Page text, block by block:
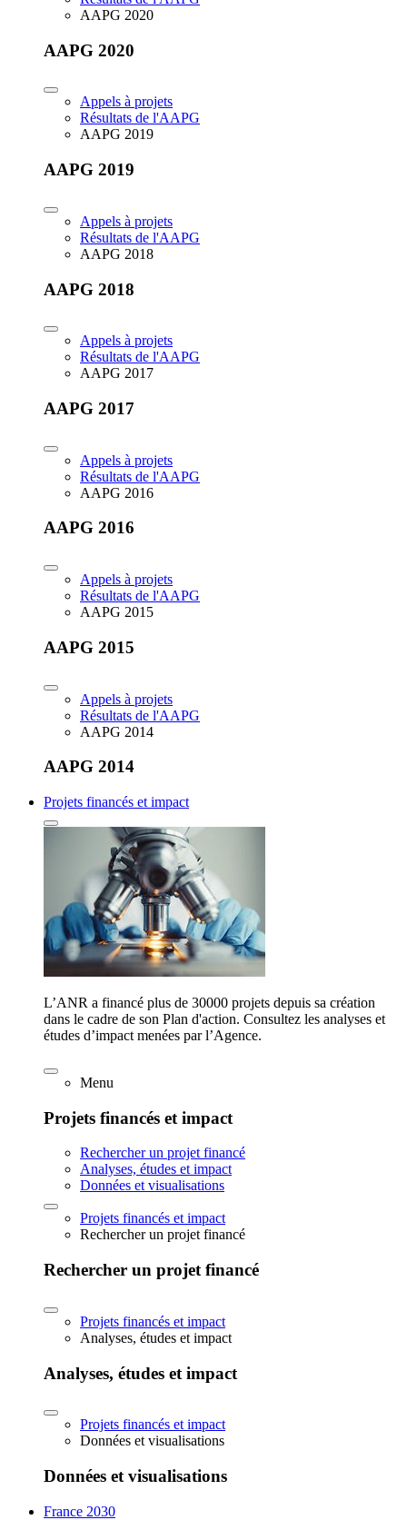
AAPG 2020
AAPG 2020
Appels à projets
Résultats de l'AAPG
AAPG 2019
AAPG 2019
Appels à projets
Résultats de l'AAPG
AAPG 2018
AAPG 2018
Appels à projets
Résultats de l'AAPG
AAPG 2017
AAPG 2017
Appels à projets
Résultats de l'AAPG
AAPG 2016
AAPG 2016
Appels à projets
Résultats de l'AAPG
AAPG 2015
AAPG 2015
Appels à projets
Résultats de l'AAPG
AAPG 2014
AAPG 2014
Projets financés et impact
L’ANR a financé plus de 30000 projets depuis sa création
dans le cadre de son Plan d'action. Consultez les analyses et
études d’impact menées par l’Agence.
Menu
Projets financés et impact
Rechercher un projet financé
Analyses, études et impact
Données et visualisations
Projets financés et impact
Rechercher un projet financé
Rechercher un projet financé
Projets financés et impact
Analyses, études et impact
Analyses, études et impact
Projets financés et impact
Données et visualisations
Données et visualisations
France 2030